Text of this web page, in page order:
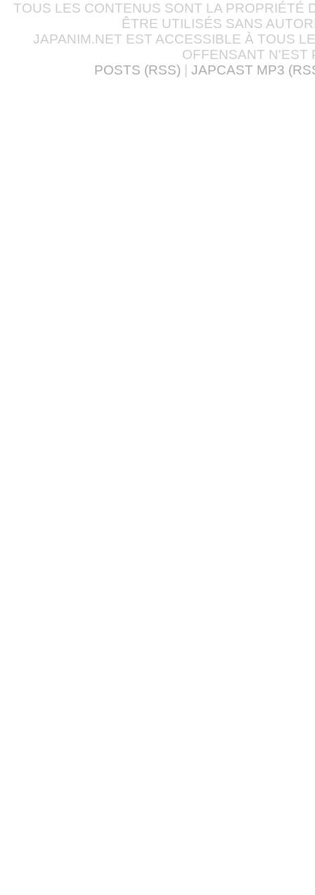
TOUS LES CONTENUS SONT LA PROPRIÉTÉ
ÊTRE UTILISÉS SANS
JAPANIM.NET EST ACCESSIBLE À TOUS
OFFENSANT N'EST
POSTS (RSS)
JAPCAST MP3